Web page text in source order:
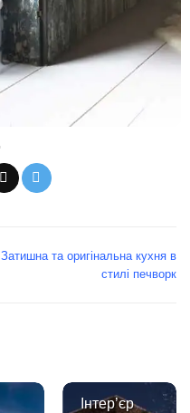
Затишна та оригінальна кухня в
стилі печворк
Інтер’єр